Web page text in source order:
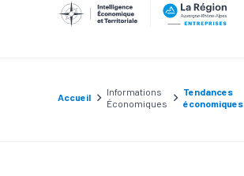
Accueil
Informations
Économiques
Tendances
économiques